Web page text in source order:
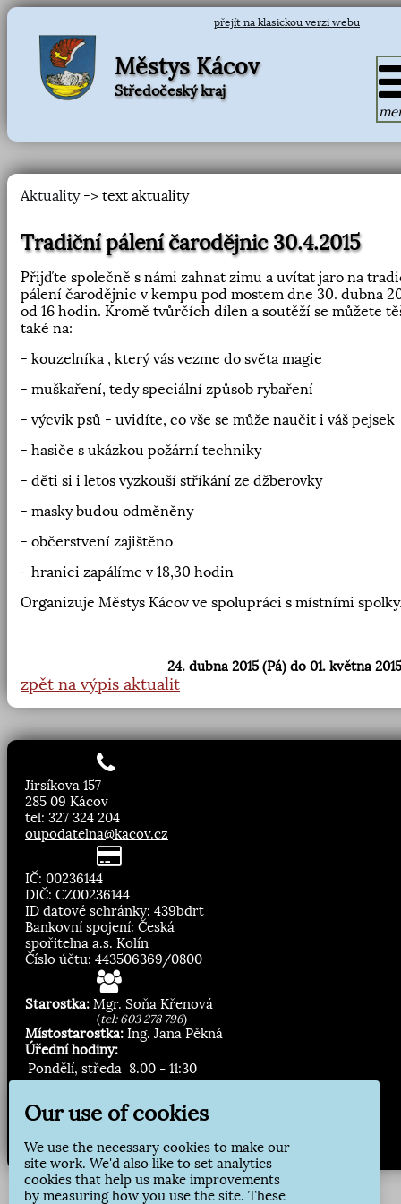
přejít na klasickou verzi webu
Městys Kácov
Středočeský kraj
Aktuality-> text aktuality
Tradiční pálení čarodějnic 30.4.2015
Přijďte společně s námi zahnat zimu a uvítat jaro na
pálení čarodějnic v kempu pod mostem dne 30. dubna
od 16 hodin. Kromě tvůrčích dílen a soutěží se můžete
také na:
- kouzelníka , který vás vezme do světa magie
- muškaření, tedy speciální způsob rybaření
- výcvik psů - uvidíte, co vše se může naučit i váš pejsek
- hasiče s ukázkou požární techniky
- děti si i letos vyzkouší stříkání ze džberovky
- masky budou odměněny
- občerstvení zajištěno
- hranici zapálíme v 18,30 hodin
Organizuje Městys Kácov ve spolupráci s místními
24. dubna 2015 (Pá) do 01. května
zpět na výpis aktualit
Jirsíkova 157
285 09 Kácov
tel: 327 324 204
oupodatelna@kacov.cz
IČ: 00236144
DIČ: CZ00236144
ID datové schránky: 439bdrt
Bankovní spojení: Česká
spořitelna a.s. Kolín
Číslo účtu: 443506369/0800
Starostka: Mgr. Soňa Křenová
(tel: 603 278 796)
Místostarostka: Ing. Jana Pěkná
Úřední hodiny:
Pondělí, středa 8.00 - 11:30
Přihlásit odběr
Our use of cookies
We use the necessary cookies to make our
site work. We'd also like to set analytics
cookies that help us make improvements
by measuring how you use the site. These